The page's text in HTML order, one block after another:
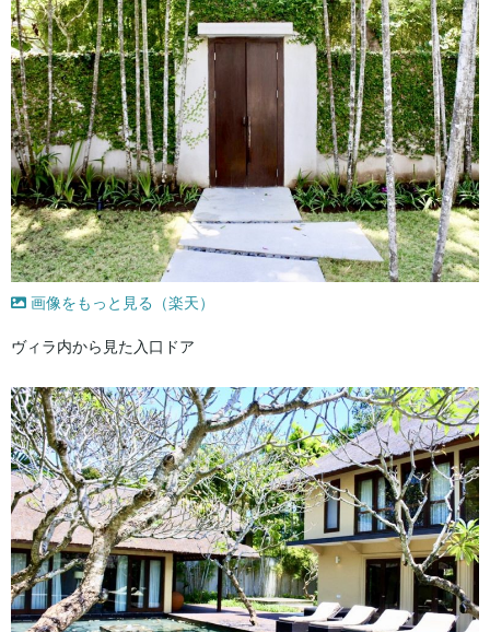
画像をもっと見る（楽天）
ヴィラ内から見た入口ドア